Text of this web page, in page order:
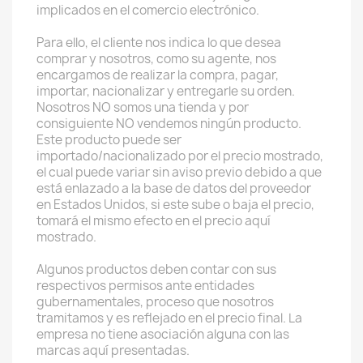
implicados en el comercio electrónico.
Para ello, el cliente nos indica lo que desea
comprar y nosotros, como su agente, nos
encargamos de realizar la compra, pagar,
importar, nacionalizar y entregarle su orden.
Nosotros NO somos una tienda y por
consiguiente NO vendemos ningún producto.
Este producto puede ser
importado/nacionalizado por el precio mostrado,
el cual puede variar sin aviso previo debido a que
está enlazado a la base de datos del proveedor
en Estados Unidos, si este sube o baja el precio,
tomará el mismo efecto en el precio aquí
mostrado.
Algunos productos deben contar con sus
respectivos permisos ante entidades
gubernamentales, proceso que nosotros
tramitamos y es reflejado en el precio final. La
empresa no tiene asociación alguna con las
marcas aquí presentadas.